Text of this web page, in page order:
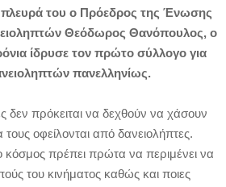
του ο Πρόεδρος της Ένωσης
Θεόδωρος Θανόπουλος, ο
ίδρυσε τον πρώτο σύλλογο για
πανελληνίως.
δεν πρόκειται να δεχθούν να χάσουν
οφείλονται από δανειολήπτες.
κόσμος πρέπει πρώτα να περιμένει να
του κινήματος καθώς και ποιες